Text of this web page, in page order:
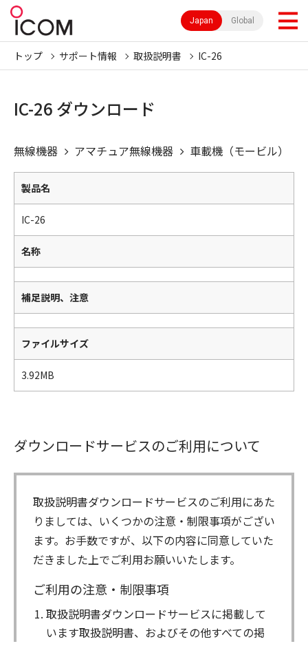
Japan Global
トップ サポート情報 取扱説明書 IC-26
IC-26 ダウンロード
無線機器 アマチュア無線機器 車載機（モービル）
製品名
IC-26
名称
補足説明、注意
ファイルサイズ
3.92MB
ダウンロードサービスのご利用について
取扱説明書ダウンロードサービスのご利用にあた
りましては、いくつかの注意・制限事項がござい
ます。お手数ですが、以下の内容に同意していた
だきました上でご利用お願いいたします。
ご利用の注意・制限事項
取扱説明書ダウンロードサービスに掲載して
います取扱説明書、およびその他すべての掲